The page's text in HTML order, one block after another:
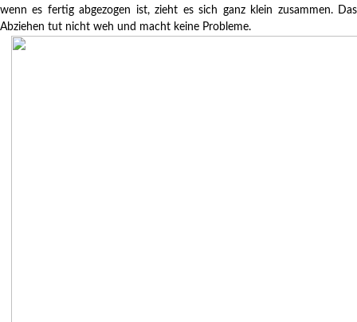
wenn es fertig abgezogen ist, zieht es sich ganz klein zusammen. Das
Abziehen tut nicht weh und macht keine Probleme.